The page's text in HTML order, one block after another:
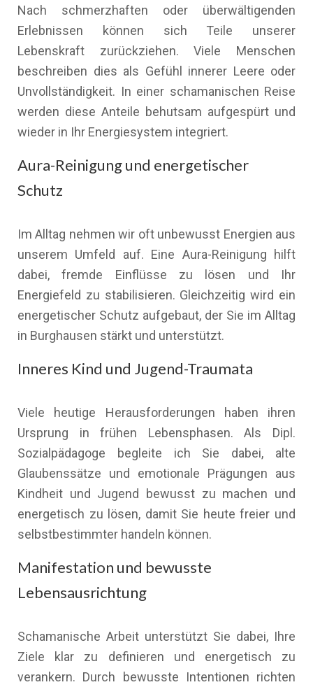
Nach schmerzhaften oder überwältigenden
Erlebnissen können sich Teile unserer
Lebenskraft zurückziehen. Viele Menschen
beschreiben dies als Gefühl innerer Leere oder
Unvollständigkeit. In einer schamanischen Reise
werden diese Anteile behutsam aufgespürt und
wieder in Ihr Energiesystem integriert.
Aura-Reinigung und energetischer
Schutz
Im Alltag nehmen wir oft unbewusst Energien aus
unserem Umfeld auf. Eine Aura-Reinigung hilft
dabei, fremde Einflüsse zu lösen und Ihr
Energiefeld zu stabilisieren. Gleichzeitig wird ein
energetischer Schutz aufgebaut, der Sie im Alltag
in Burghausen stärkt und unterstützt.
Inneres Kind und Jugend-Traumata
Viele heutige Herausforderungen haben ihren
Ursprung in frühen Lebensphasen. Als Dipl.
Sozialpädagoge begleite ich Sie dabei, alte
Glaubenssätze und emotionale Prägungen aus
Kindheit und Jugend bewusst zu machen und
energetisch zu lösen, damit Sie heute freier und
selbstbestimmter handeln können.
Manifestation und bewusste
Lebensausrichtung
Schamanische Arbeit unterstützt Sie dabei, Ihre
Ziele klar zu definieren und energetisch zu
verankern. Durch bewusste Intentionen richten